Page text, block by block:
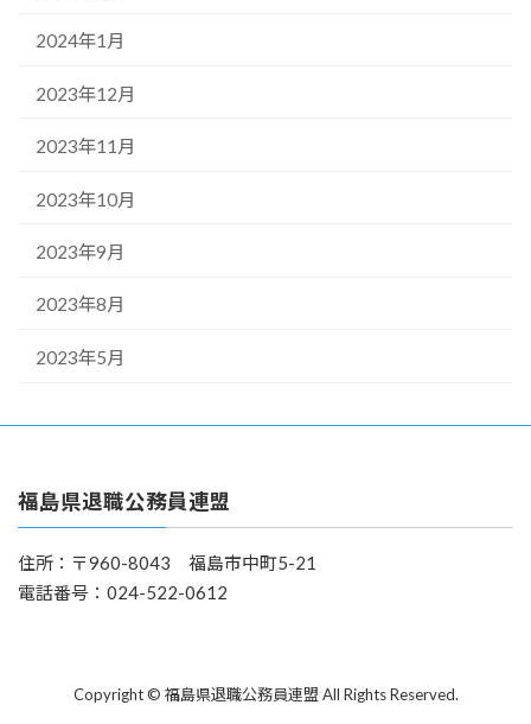
2024年1月
2023年12月
2023年11月
2023年10月
2023年9月
2023年8月
2023年5月
福島県退職公務員連盟
住所：〒960-8043 福島市中町5-21
電話番号：024-522-0612
Copyright © 福島県退職公務員連盟 All Rights Reserved.